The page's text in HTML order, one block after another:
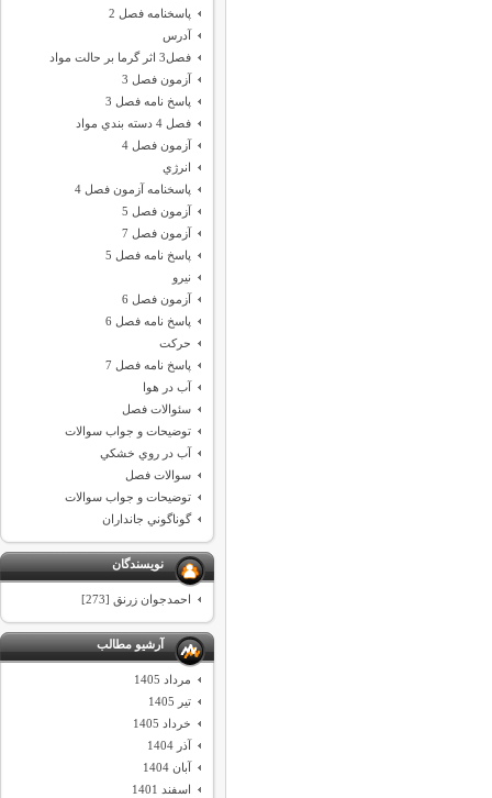
پاسخنامه فصل 2
آدرس
فصل3 اثر گرما بر حالت مواد
آزمون فصل 3
پاسخ نامه فصل 3
فصل 4 دسته بندي مواد
آزمون فصل 4
انرژي
پاسخنامه آزمون فصل 4
آزمون فصل 5
آزمون فصل 7
پاسخ نامه فصل 5
نيرو
آزمون فصل 6
پاسخ نامه فصل 6
حركت
پاسخ نامه فصل 7
آب در هوا
سئوالات فصل
توضيحات و جواب سوالات
آب در روي خشكي
سوالات فصل
توضيحات و جواب سوالات
گوناگوني جانداران
نویسندگان
احمدجوان زرنق [273]
آرشیو مطالب
مرداد 1405
تیر 1405
خرداد 1405
آذر 1404
آبان 1404
اسفند 1401